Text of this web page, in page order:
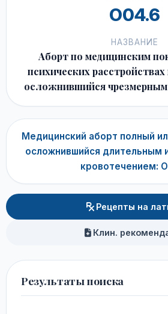
O04.6
НАЗВАНИЕ
Аборт по медицинским
психических
осложнившийся
Медицинский аборт полный
осложнившийся длительным
кровотечением:
Рецепты на
Клин.
Результаты поиска